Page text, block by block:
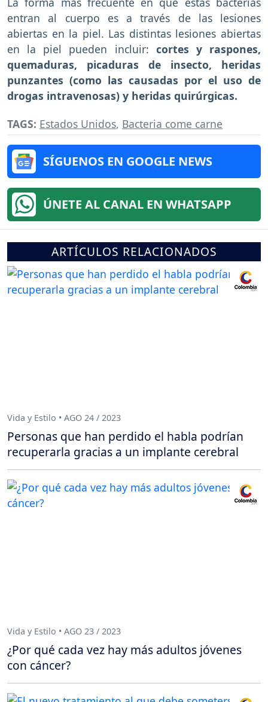
entran al cuerpo es a través de las lesiones
abiertas en la piel. Las distintas lesiones abiertas
en la piel pueden incluir: cortes y raspones,
quemaduras, picaduras de insecto, heridas
punzantes (como las causadas por el uso de
drogas intravenosas) y heridas quirúrgicas.
TAGS: Estados Unidos, Bacteria come carne
SÍGUENOS EN GOOGLE NEWS
ÚNETE AL CANAL EN WHATSAPP
ARTÍCULOS RELACIONADOS
Vida y Estilo • AGO 24 / 2023
Personas que han perdido el habla podrían
recuperarla gracias a un implante cerebral
Vida y Estilo • AGO 23 / 2023
¿Por qué cada vez hay más adultos jóvenes
con cáncer?